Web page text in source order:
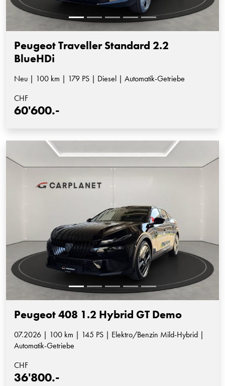
Peugeot Traveller Standard 2.2
BlueHDi
Neu | 100 km | 179 PS | Diesel | Automatik-Getriebe
CHF
60'600.-
Peugeot 408 1.2 Hybrid GT Demo
07.2026 | 100 km | 145 PS | Elektro/Benzin Mild-Hybrid |
Automatik-Getriebe
CHF
36'800.-